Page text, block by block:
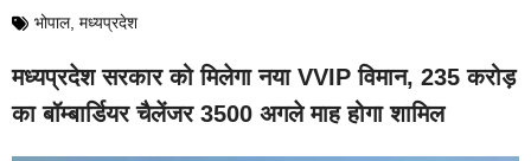
भोपाल, मध्यप्रदेश
मध्यप्रदेश सरकार को मिलेगा नया VVIP विमान, 235 करोड़
का बॉम्बार्डियर चैलेंजर 3500 अगले माह होगा शामिल